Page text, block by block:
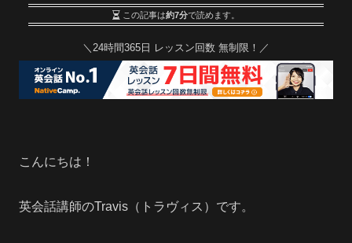
この記事は約7分で読めます。
＼24時間365日 レッスン回数 無制限！／
こんにちは！
英会話講師のTravis（トラヴィス）です。